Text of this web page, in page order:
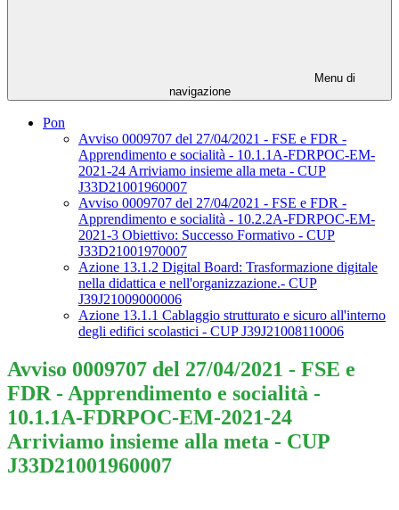
Menu di
navigazione
Pon
Avviso 0009707 del 27/04/2021 - FSE e FDR -
Apprendimento e socialità - 10.1.1A-FDRPOC-EM-
2021-24 Arriviamo insieme alla meta - CUP
J33D21001960007
Avviso 0009707 del 27/04/2021 - FSE e FDR -
Apprendimento e socialità - 10.2.2A-FDRPOC-EM-
2021-3 Obiettivo: Successo Formativo - CUP
J33D21001970007
Azione 13.1.2 Digital Board: Trasformazione digitale
nella didattica e nell'organizzazione.- CUP
J39J21009000006
Azione 13.1.1 Cablaggio strutturato e sicuro all'interno
degli edifici scolastici - CUP J39J21008110006
Avviso 0009707 del 27/04/2021 - FSE e
FDR - Apprendimento e socialità -
10.1.1A-FDRPOC-EM-2021-24
Arriviamo insieme alla meta - CUP
J33D21001960007